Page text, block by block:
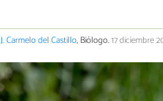
J. Carmelo del Castillo, Biólogo.17 diciembre